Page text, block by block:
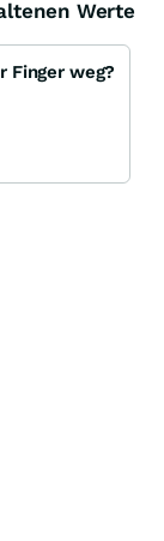
Werte
Finger weg?